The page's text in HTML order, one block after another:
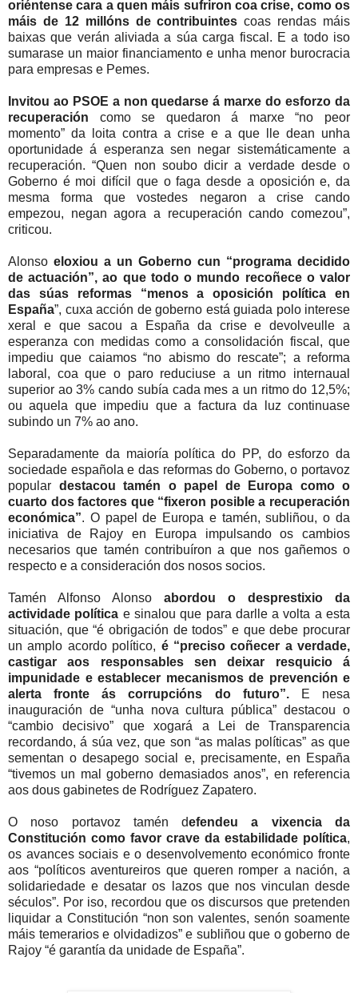
oriéntense cara a quen máis sufriron coa crise, como os
máis de 12 millóns de contribuintescoas rendas máis
baixas que verán aliviada a súa carga fiscal. E a todo iso
sumarase un maior financiamento e unha menor burocracia
para empresas e Pemes.
Invitou ao PSOE a non quedarse á marxe do esforzo da
recuperación como se quedaron á marxe “no peor
momento” da loita contra a crise e a que lle dean unha
oportunidade á esperanza sen negar sistemáticamente a
recuperación. “Quen non soubo dicir a verdade desde o
Goberno é moi difícil que o faga desde a oposición e, da
mesma forma que vostedes negaron a crise cando
empezou, negan agora a recuperación cando comezou”,
criticou.
Alonso eloxiou a un Goberno cun “programa decidido
de actuación”, ao que todo o mundo recoñece o valor
das súas reformas “menos a oposición política en
España”, cuxa acción de goberno está guiada polo interese
xeral e que sacou a España da crise e devolveulle a
esperanza con medidas como a consolidación fiscal, que
impediu que caiamos “no abismo do rescate”; a reforma
laboral, coa que o paro reduciuse a un ritmo internaual
superior ao 3% cando subía cada mes a un ritmo do 12,5%;
ou aquela que impediu que a factura da luz continuase
subindo un 7% ao ano.
Separadamente da maioría política do PP, do esforzo da
sociedade española e das reformas do Goberno, o portavoz
popular destacou tamén o papel de Europa como o
cuarto dos factores que “fixeron posible a recuperación
económica”. O papel de Europa e tamén, subliñou, o da
iniciativa de Rajoy en Europa impulsando os cambios
necesarios que tamén contribuíron a que nos gañemos o
respecto e a consideración dos nosos socios.
Tamén Alfonso Alonso abordou o desprestixio da
actividade política e sinalou que para darlle a volta a esta
situación, que “é obrigación de todos” e que debe procurar
un amplo acordo político, é “preciso coñecer a verdade,
castigar aos responsables sen deixar resquicio á
impunidade e establecer mecanismos de prevención e
alerta fronte ás corrupcións do futuro”.E nesa
inauguración de “unha nova cultura pública” destacou o
“cambio decisivo” que xogará a Lei de Transparencia
recordando, á súa vez, que son “as malas políticas” as que
sementan o desapego social e, precisamente, en España
“tivemos un mal goberno demasiados anos”, en referencia
aos dous gabinetes de Rodríguez Zapatero.
O noso portavoz tamén defendeu a vixencia da
Constitución como favor crave da estabilidade política,
os avances sociais e o desenvolvemento económico fronte
aos “políticos aventureiros que queren romper a nación, a
solidariedade e desatar os lazos que nos vinculan desde
séculos”. Por iso, recordou que os discursos que pretenden
liquidar a Constitución “non son valentes, senón soamente
máis temerarios e olvidadizos” e subliñou que o goberno de
Rajoy “é garantía da unidade de España”.